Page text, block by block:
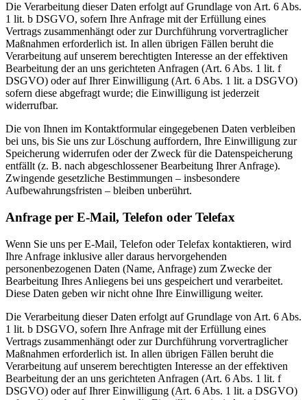
Die Verarbeitung dieser Daten erfolgt auf Grundlage von Art. 6 Abs.
1 lit. b DSGVO, sofern Ihre Anfrage mit der Erfüllung eines
Vertrags zusammenhängt oder zur Durchführung vorvertraglicher
Maßnahmen erforderlich ist. In allen übrigen Fällen beruht die
Verarbeitung auf unserem berechtigten Interesse an der effektiven
Bearbeitung der an uns gerichteten Anfragen (Art. 6 Abs. 1 lit. f
DSGVO) oder auf Ihrer Einwilligung (Art. 6 Abs. 1 lit. a DSGVO)
sofern diese abgefragt wurde; die Einwilligung ist jederzeit
widerrufbar.
Die von Ihnen im Kontaktformular eingegebenen Daten verbleiben
bei uns, bis Sie uns zur Löschung auffordern, Ihre Einwilligung zur
Speicherung widerrufen oder der Zweck für die Datenspeicherung
entfällt (z. B. nach abgeschlossener Bearbeitung Ihrer Anfrage).
Zwingende gesetzliche Bestimmungen – insbesondere
Aufbewahrungsfristen – bleiben unberührt.
Anfrage per E-Mail, Telefon oder Telefax
Wenn Sie uns per E-Mail, Telefon oder Telefax kontaktieren, wird
Ihre Anfrage inklusive aller daraus hervorgehenden
personenbezogenen Daten (Name, Anfrage) zum Zwecke der
Bearbeitung Ihres Anliegens bei uns gespeichert und verarbeitet.
Diese Daten geben wir nicht ohne Ihre Einwilligung weiter.
Die Verarbeitung dieser Daten erfolgt auf Grundlage von Art. 6 Abs.
1 lit. b DSGVO, sofern Ihre Anfrage mit der Erfüllung eines
Vertrags zusammenhängt oder zur Durchführung vorvertraglicher
Maßnahmen erforderlich ist. In allen übrigen Fällen beruht die
Verarbeitung auf unserem berechtigten Interesse an der effektiven
Bearbeitung der an uns gerichteten Anfragen (Art. 6 Abs. 1 lit. f
DSGVO) oder auf Ihrer Einwilligung (Art. 6 Abs. 1 lit. a DSGVO)